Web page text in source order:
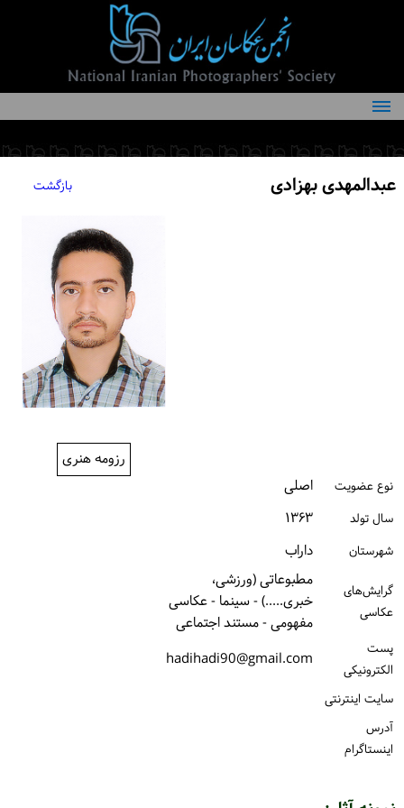
درباره انجمن
کمیته‌های انجمن
اعضاء انجمنعبدالمهدی بهزادی بازگشت
رزومه هنری
نوع عضویت اصلی
سال تولد ۱۳۶۳
شهرستان داراب
گرایش‌های
عکاسی
مطبوعاتی (ورزشی،
خبری.....) - سینما - عکاسی
مفهومی - مستند اجتماعی
پست
الكترونیكی
hadihadi90@gmail.com
سایت اینترنتی
آدرس
اینستاگرام